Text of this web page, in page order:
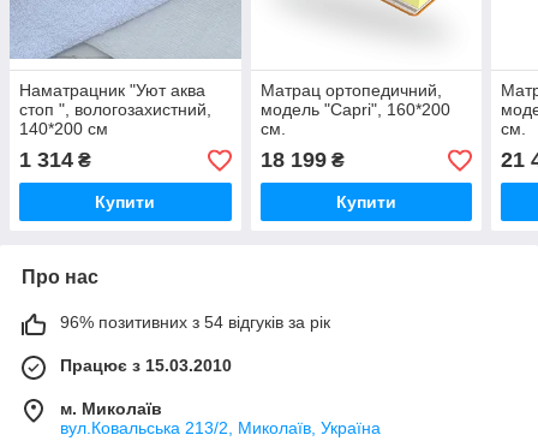
Наматрацник "Уют аква
стоп ", вологозахистний,
140*200 см
1 314 ₴
Купити
Матрац ортопедичний,
модель "Capri", 160*200
см.
18 199₴
Купити
см.
21
Про нас
96% позитивних з 54 відгуків за рік
Працює з 15.03.2010
м. Миколаїв
вул.Ковальська 213/2, Миколаїв, Україна